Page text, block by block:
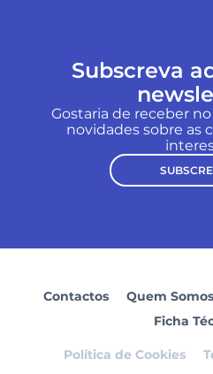
Subscreva
Gostaria de receber
novidades sobre as
Contactos Quem Somos
Ficha
Política de Cookies